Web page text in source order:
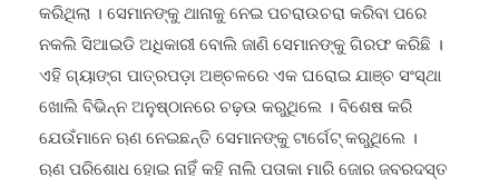
କରିଥିଲା । ସେମାନଙ୍କୁ ଥାନାକୁ ନେଇ ପଚରାଉଚରା କରିବା ପରେ
ନକଲି ସିଆଇଡି ଅଧିକାରୀ ବୋଲି ଜାଣି ସେମାନଙ୍କୁ ଗିରଫ କରିଛି ।
ଏହି ଗ୍ୟାଙ୍ଗ ପାତ୍ରପଡ଼ା ଅଞ୍ଚଳରେ ଏକ ଘରୋଇ ଯାଞ୍ଚ ସଂସ୍ଥା
ଖୋଲି ବିଭିନ୍ନ ଅନୁଷ୍ଠାନରେ ଚଢ଼ଉ କରୁଥିଲେ । ବିଶେଷ କରି
ଯେଉଁମାନେ ଋଣ ନେଇଛନ୍ତି ସେମାନଙ୍କୁ ଟାର୍ଗେଟ୍ କରୁଥିଲେ ।
ଋଣ ପରିଶୋଧ ହୋଇ ନାହିଁ କହି ନାଲି ପତାକା ମାରି ଜୋର ଜବରଦସ୍ତ